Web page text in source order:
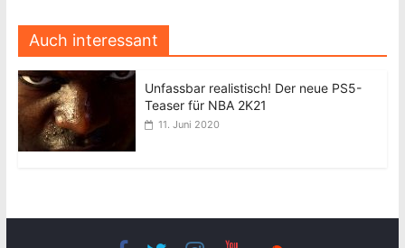
Auch interessant
Unfassbar realistisch! Der neue PS5-
Teaser für NBA 2K21
11. Juni 2020